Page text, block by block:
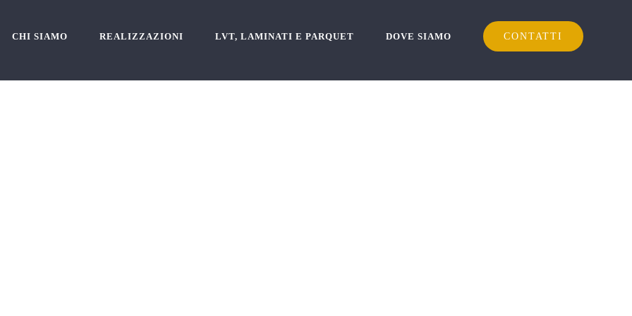
CHI SIAMO REALIZZAZIONI LVT, LAMINATI E PARQUET DOVE SIAMO CONTATTI